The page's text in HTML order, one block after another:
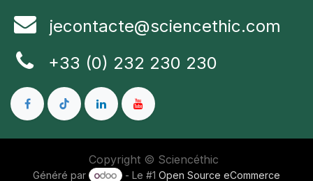
jecontacte@sciencethic.com
+33 (0) 232 230 230
Copyright © Sciencéthic
Généré par - Le #1Open Source eCommerce